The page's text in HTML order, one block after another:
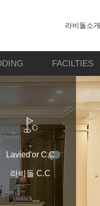
라비돌소개
FACILTIES
-
Lavied'or C.C
라비돌 C.C